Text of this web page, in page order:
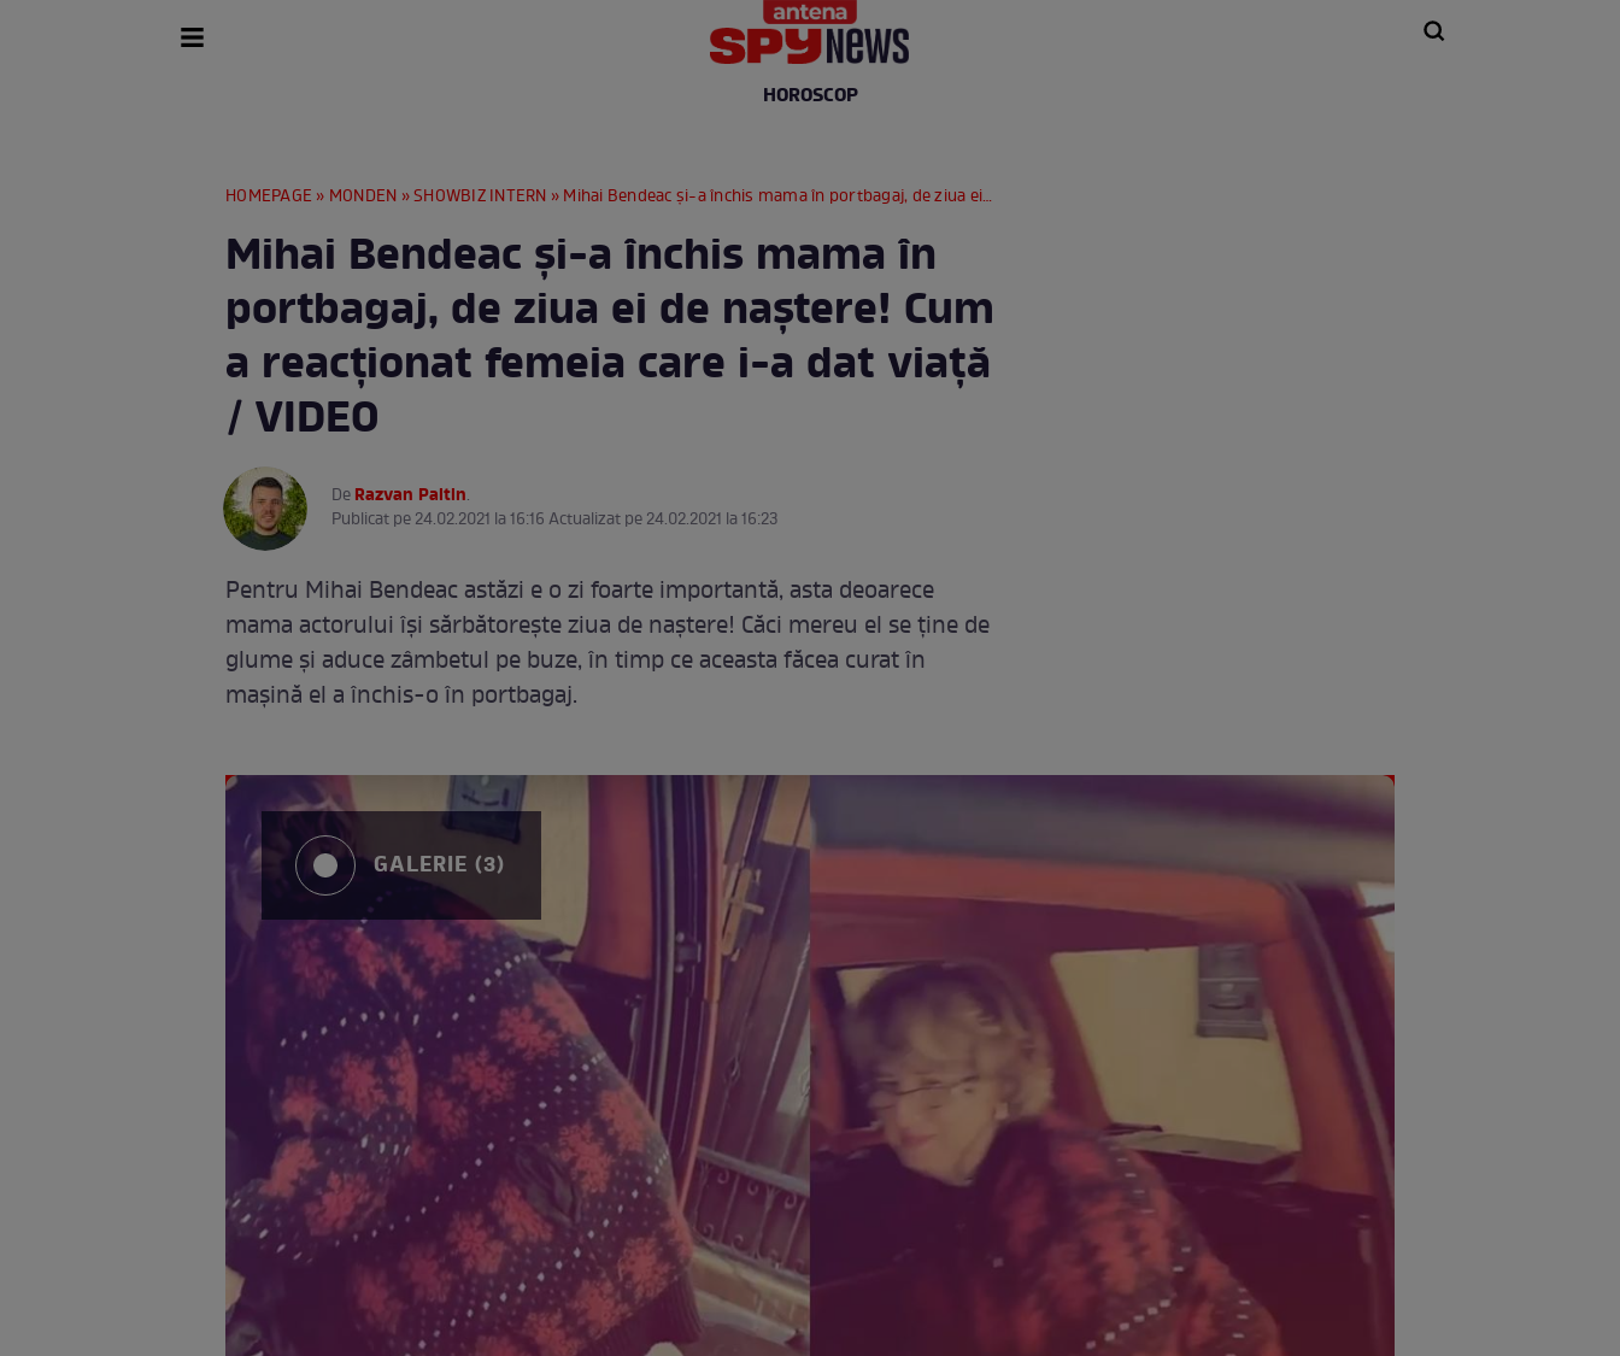
HOROSCOP
HOMEPAGE » MONDEN »SHOWBIZ INTERN » Mihai Bendeac și-a închis mama în portbagaj, de ziua ei de naștere! Cum a reacționat femeia care i-a dat viață / VIDEO
Mihai Bendeac și-a închis mama în
portbagaj, de ziua ei de naștere! Cum
a reacționat femeia care i-a dat viață
/ VIDEO
DeRazvan Paltin.
Publicat pe 24.02.2021 la 16:16 Actualizat pe 24.02.2021 la 16:23
Pentru Mihai Bendeac astăzi e o zi foarte importantă, asta deoarece
mama actorului își sărbătorește ziua de naștere! Căci mereu el se ține de
glume și aduce zâmbetul pe buze, în timp ce aceasta făcea curat în
mașină el a închis-o în portbagaj.
GALERIE (3)